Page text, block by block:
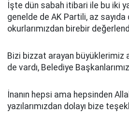
İşte dün sabah itibari ile bu iki
genelde de AK Partili, az sayıda
okurlarımızdan birebir
Bizi bizzat arayan büyüklerimiz
de vardı, Belediye
İnanın hepsi ama hepsinden
yazılarımızdan dolayı bize